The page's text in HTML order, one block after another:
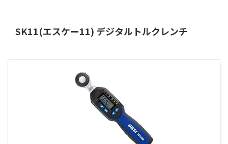
SK11(エスケー11) デジタルトルクレンチ